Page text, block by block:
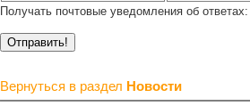
Получать почтовые уведомления об ответах:
Вернуться в раздел Новости